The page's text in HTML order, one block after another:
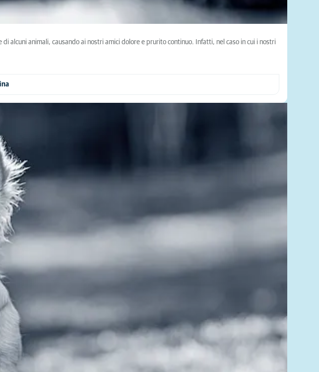
alcuni animali, causando ai nostri amici dolore e prurito continuo. Infatti, nel caso in cui i nostri